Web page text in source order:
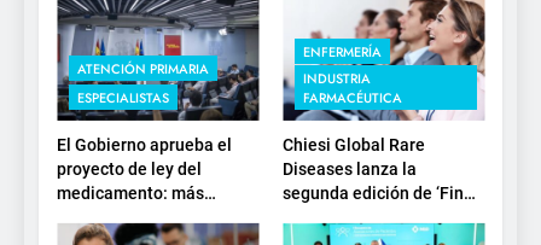
ATENCIÓN PRIMARIA
ESPECIALISTAS
El Gobierno aprueba el
proyecto de ley del
medicamento: más
estratégica y
ENFERMERÍA
INDUSTRIA
FARMACÉUTICA
Chiesi Global Rare
Diseases lanza la
segunda edición de ‘Find
investigación en